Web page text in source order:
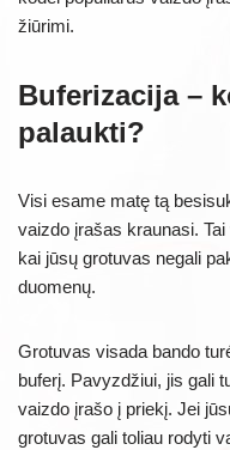
žiūrimi.
Buferizacija –
palaukti?
Visi esame matę tą
vaizdo įrašas kraunasi.
kai jūsų grotuvas negali
duomenų.
Grotuvas visada bando
buferį. Pavyzdžiui, jis gali
vaizdo įrašo į priekį. Jei
grotuvas gali toliau rodyti